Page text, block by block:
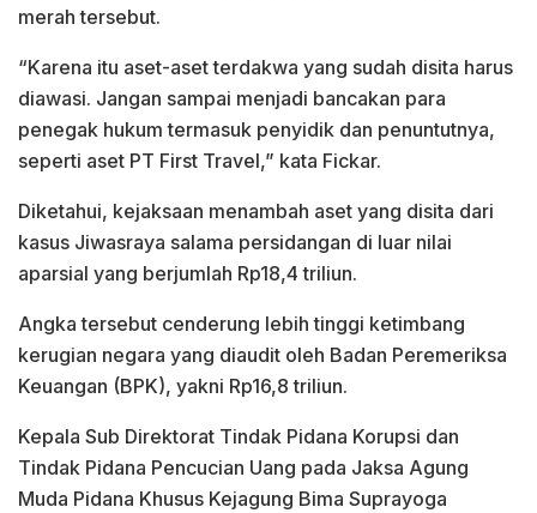
merah tersebut.
“Karena itu aset-aset terdakwa yang sudah disita harus
diawasi. Jangan sampai menjadi bancakan para
penegak hukum termasuk penyidik dan penuntutnya,
seperti aset PT First Travel,” kata Fickar.
Diketahui, kejaksaan menambah aset yang disita dari
kasus Jiwasraya salama persidangan di luar nilai
aparsial yang berjumlah Rp18,4 triliun.
Angka tersebut cenderung lebih tinggi ketimbang
kerugian negara yang diaudit oleh Badan Peremeriksa
Keuangan (BPK), yakni Rp16,8 triliun.
Kepala Sub Direktorat Tindak Pidana Korupsi dan
Tindak Pidana Pencucian Uang pada Jaksa Agung
Muda Pidana Khusus Kejagung Bima Suprayoga